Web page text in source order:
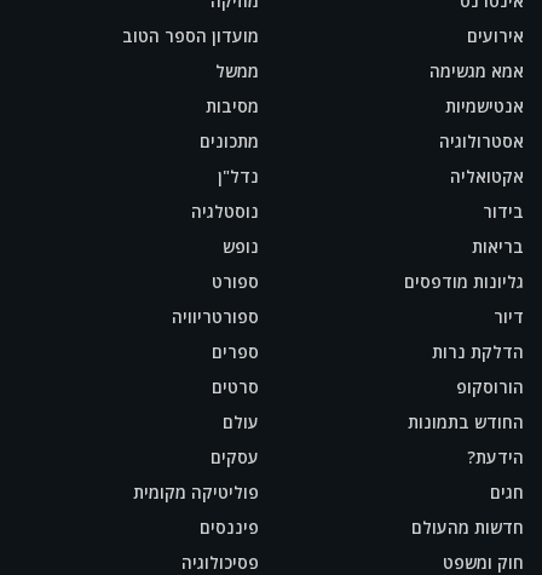
אירועים
אמא מגשימה
אנטישמיות
אסטרולוגיה
אקטואליה
בידור
בריאות
גליונות מודפסים
דיור
הדלקת נרות
הורוסקופ
החודש בתמונות
הידעת?
חגים
חדשות מהעולם
חוק ומשפט
מועדון הספר הטוב
ממשל
מסיבות
מתכונים
נדל"ן
נוסטלגיה
נופש
ספורט
ספורטריוויה
ספרים
סרטים
עולם
עסקים
פוליטיקה מקומית
פיננסים
פסיכולוגיה